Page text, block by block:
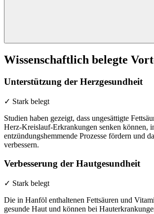
Wissenschaftlich belegte
Unterstützung der Herzgesundheit
✓ Stark belegt
Studien haben gezeigt, dass ungesättigte
Herz-Kreislauf-Erkrankungen senken können,
entzündungshemmende Prozesse fördern und
verbessern.
Verbesserung der Hautgesundheit
✓ Stark belegt
Die in Hanföl enthaltenen Fettsäuren und
gesunde Haut und können bei